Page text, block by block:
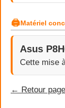
🖨Matériel
Asus
Cette mise
← Retour